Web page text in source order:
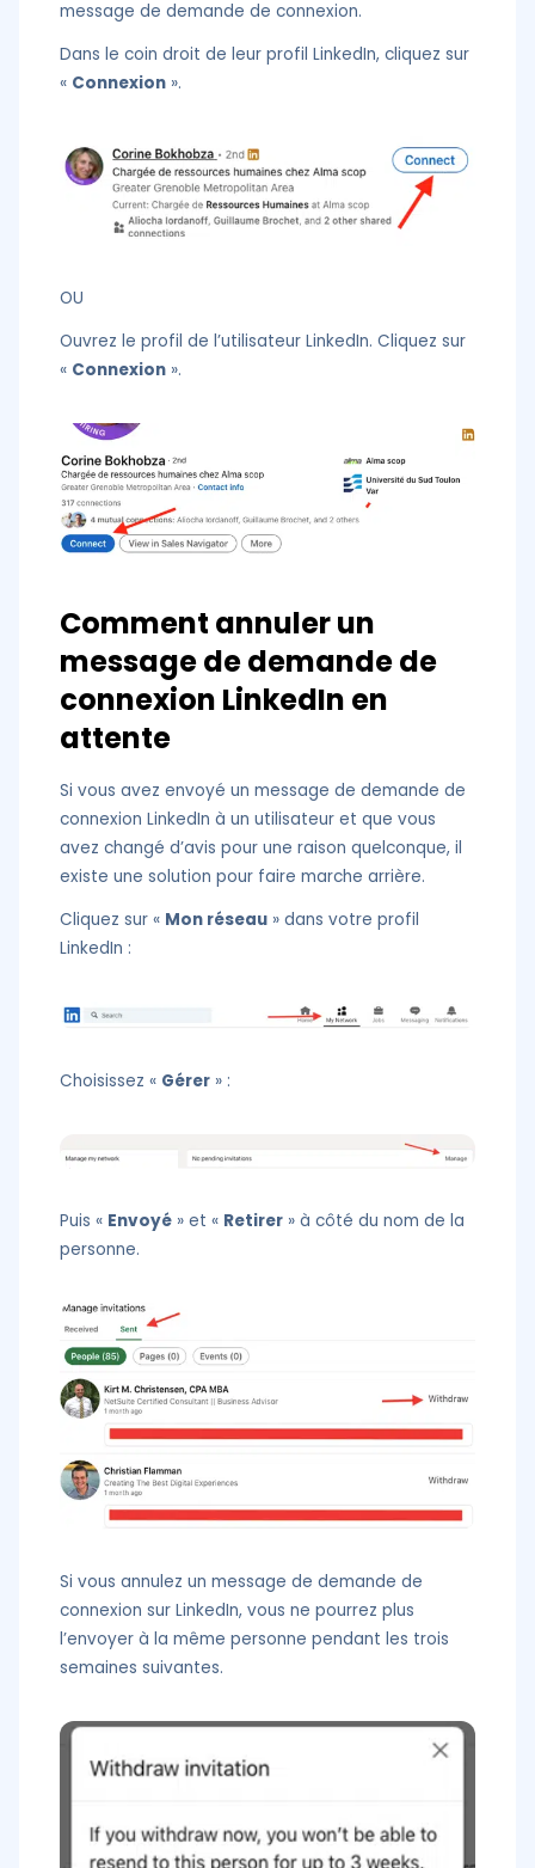
message de demande de connexion.
Dans le coin droit de leur profil LinkedIn, cliquez sur
« Connexion ».
OU
Ouvrez le profil de l’utilisateur LinkedIn. Cliquez sur
« Connexion ».
Comment annuler un
message de demande de
connexion LinkedIn en
attente
Si vous avez envoyé un message de demande de
connexion LinkedIn à un utilisateur et que vous
avez changé d’avis pour une raison quelconque, il
existe une solution pour faire marche arrière.
Cliquez sur « Mon réseau » dans votre profil
LinkedIn :
Choisissez « Gérer » :
Puis « Envoyé » et « Retirer » à côté du nom de la
personne.
Si vous annulez un message de demande de
connexion sur LinkedIn, vous ne pourrez plus
l’envoyer à la même personne pendant les trois
semaines suivantes.